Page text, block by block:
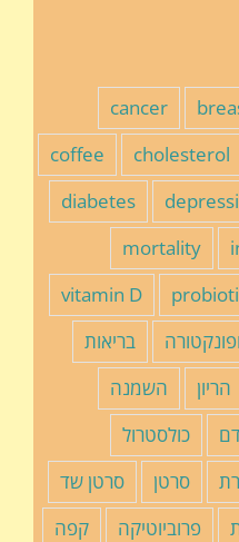
cancer
cholesterol
coffee
diabetes
mortality
vitamin D
בריאות
הריון
השמנה
כולסטרול
סרטן
סרטן שד
פרוביוטיקה
קפה